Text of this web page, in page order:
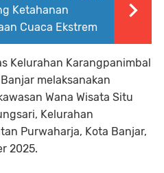
Ketahanan
Cuaca Ekstrem
Kelurahan Karangpanimbal
melaksanakan
Wana Wisata Situ
Kelurahan
Purwaharja, Kota Banjar,
2025.